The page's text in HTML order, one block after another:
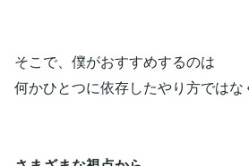
そこで、僕がおすすめするのは
何かひとつに依存したやり方ではな